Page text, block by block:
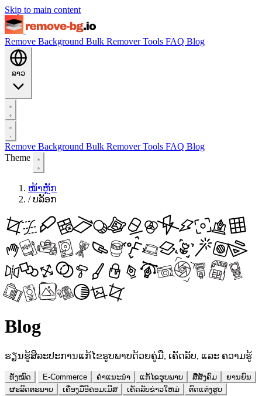
Skip to main content
Remove Background Bulk RemoverTools FAQ Blog
ລາວ
Remove Background Bulk RemoverTools FAQ Blog
Theme
ໜ້າຫຼັກ
/ ບລັອກ
Blog
ຮຽນຮູ້ສິລະປະການແກ້ໄຂຮູບພາບດ້ວຍຄູ່ມື, ເຄັດລັບ, ແລະ ຄວາມຮູ້
ທັງໝົດ E-Commerce ຄຳແນະນຳ ແກ້ໄຂຮູບພາບ ສື່ສັງຄົມ
ຍານຍົນ
ຜະລິດຕະພາບ
ເຄື່ອງມືອີຄອມເມີສ ເຄັດລັບຂ່າວໃຫມ່
ຕົດແຕ່ງຮູບ